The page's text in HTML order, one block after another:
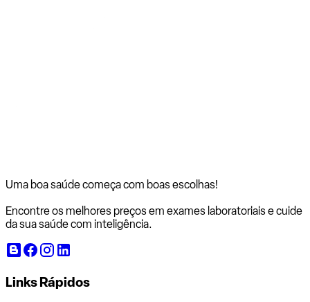
Uma boa saúde começa com boas escolhas!
Encontre os melhores preços em exames laboratoriais e cuide
da sua saúde com inteligência.
Links Rápidos